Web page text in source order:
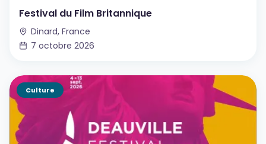
Festival du Film Britannique
Dinard, France
7 octobre 2026
Culture